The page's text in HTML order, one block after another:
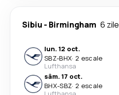
Sibiu - Birmingham 6 zile
lun. 12 oct.
SBZ-BHX· 2 escale
Lufthansa
sâm. 17 oct.
BHX-SBZ· 2 escale